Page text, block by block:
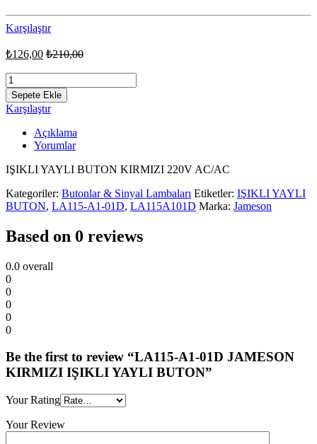
Karşılaştır
₺126,00 ₺210,00
LA115-
A1-
01D
JAMESON
KIRMIZI
IŞIKLI
YAYLI
BUTON
Sepete Ekle
Karşılaştır
Açıklama
Yorumlar
IŞIKLI YAYLI BUTON KIRMIZI 220V AC/AC
Kategoriler: Butonlar & Sinyal Lambaları Etiketler: IŞIKLI YAYLI
BUTON, LA115-A1-01D, LA115A101D Marka: Jameson
Based on 0 reviews
0.0 overall
0
0
0
0
0
Be the first to review “LA115-A1-01D JAMESON
KIRMIZI IŞIKLI YAYLI BUTON”
Your Rating
Your Review